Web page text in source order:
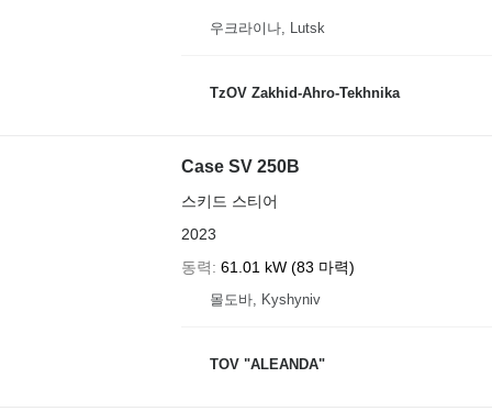
우크라이나, Lutsk
TzOV Zakhid-Ahro-Tekhnika
Case SV 250B
스키드 스티어
2023
동력
61.01 kW (83 마력)
몰도바, Kyshyniv
TOV "ALEANDA"